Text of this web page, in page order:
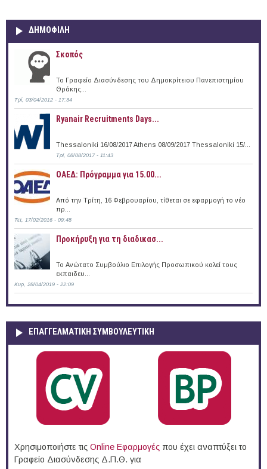
ΔΗΜΟΦΙΛΗ
Σκοπός
Το Γραφείο Διασύνδεσης του Δημοκρίτειου Πανεπιστημίου
Θράκης...
Τρί, 03/04/2012 - 17:34
Ryanair Recruitments Days...
Thessaloniki 16/08/2017 Athens 08/09/2017 Thessaloniki 15/...
Τρί, 08/08/2017 - 11:43
ΟΑΕΔ: Πρόγραμμα για 15.00...
Από την Τρίτη, 16 Φεβρουαρίου, τίθεται σε εφαρμογή το νέο
πρ...
Τετ, 17/02/2016 - 09:48
Προκήρυξη για τη διαδικασ...
Το Ανώτατο Συμβούλιο Επιλογής Προσωπικού καλεί τους
εκπαιδευ...
Κυρ, 28/04/2019 - 22:09
ΕΠΑΓΓΕΛΜΑΤΙΚΉ ΣΥΜΒΟΥΛΕΥΤΙΚΉ
Χρησιμοποιήστε τις Online Eφαρμογές που έχει αναπτύξει το
Γραφείο Διασύνδεσης Δ.Π.Θ. για